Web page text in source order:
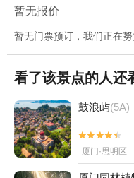
暂无报价
暂无门票预订，我们正在
看了该景点的人还
鼓浪屿(5A)


厦门·思明区